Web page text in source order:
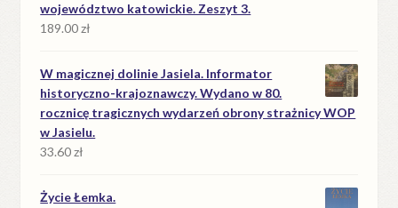
województwo katowickie. Zeszyt 3.
189.00zł
W magicznej dolinie Jasiela. Informator
historyczno-krajoznawczy. Wydano w 80.
rocznicę tragicznych wydarzeń obrony strażnicy WOP
w Jasielu.
33.60zł
Życie Łemka.